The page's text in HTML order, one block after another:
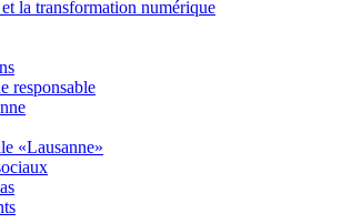
la transformation numérique
responsable
«Lausanne»